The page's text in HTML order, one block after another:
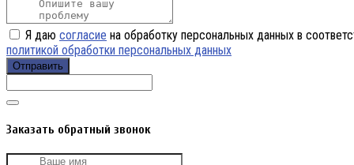
Я даю согласие на обработку персональных данных в
политикой обработки персональных данных
Отправить
Заказать обратный звонок